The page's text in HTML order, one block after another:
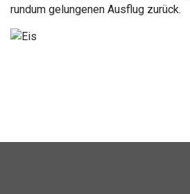
rundum gelungenen Ausflug zurück.